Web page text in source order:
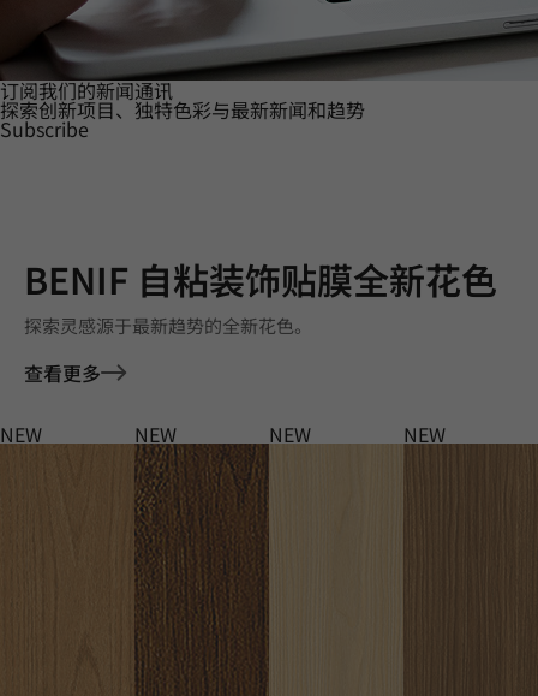
订阅我们的新闻通讯
探索创新项目、独特色彩与最新新闻和趋势
Subscribe
BENIF 自粘装饰贴膜全新花色
探索灵感源于最新趋势的全新花色。
查看更多
NEW NEW NEW NEW